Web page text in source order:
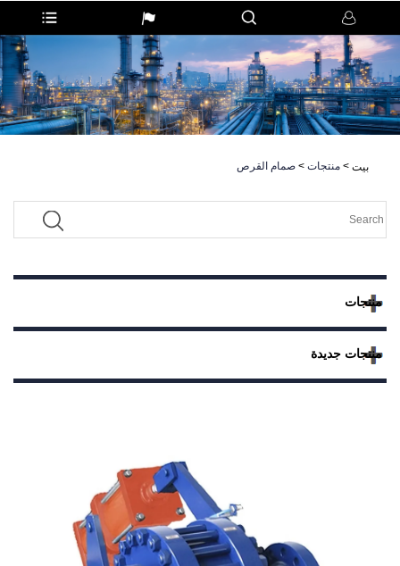
بيت > منتجات > صمام القرص
منتجات
منتجات جديدة